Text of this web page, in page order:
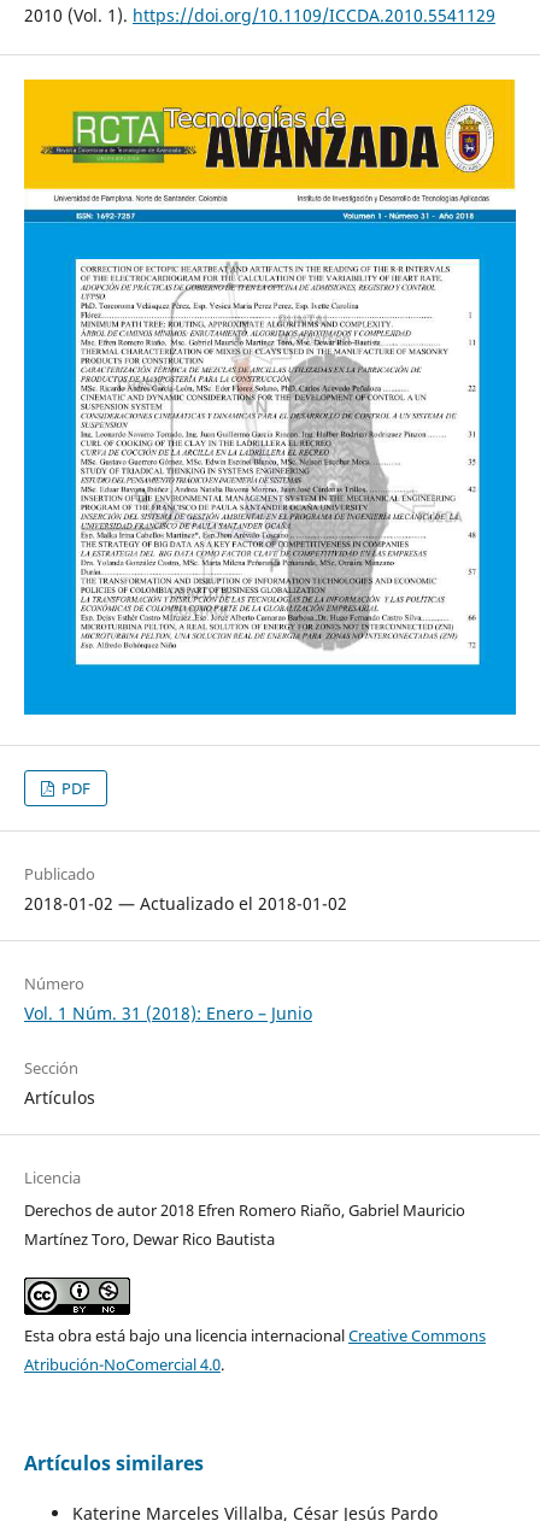
2010 (Vol. 1). https://doi.org/10.1109/ICCDA.2010.5541129
PDF
Publicado
2018-01-02 — Actualizado el 2018-01-02
Número
Vol. 1 Núm. 31 (2018): Enero – Junio
Sección
Artículos
Licencia
Derechos de autor 2018 Efren Romero Riaño, Gabriel Mauricio
Martínez Toro, Dewar Rico Bautista
Esta obra está bajo una licencia internacionalCreative Commons
Atribución-NoComercial 4.0.
Artículos similares
Katerine Marceles Villalba, César Jesús Pardo